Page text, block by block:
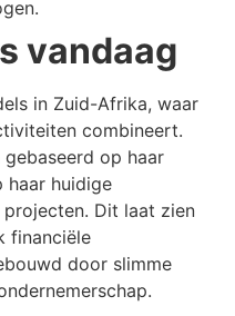
vandaag
in Zuid-Afrika, waar
combineert.
op haar
haar huidige
Dit laat zien
financiële
door slimme